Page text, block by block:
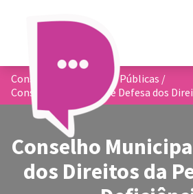
Conselhos de Políticas Públicas /
Conselho Municipal de Defesa dos Direitos da Pessoa
Conselho
dos Direitos da